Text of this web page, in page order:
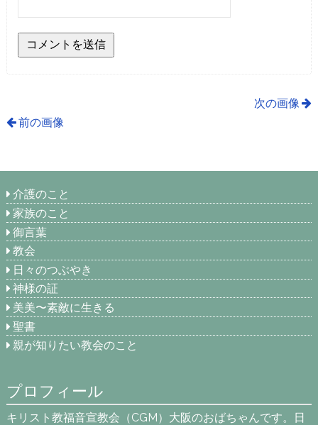
次の画像
前の画像
介護のこと
家族のこと
御言葉
教会
日々のつぶやき
神様の証
美美〜素敵に生きる
聖書
親が知りたい教会のこと
プロフィール
キリスト教福音宣教会（CGM）大阪のおばちゃんです。日